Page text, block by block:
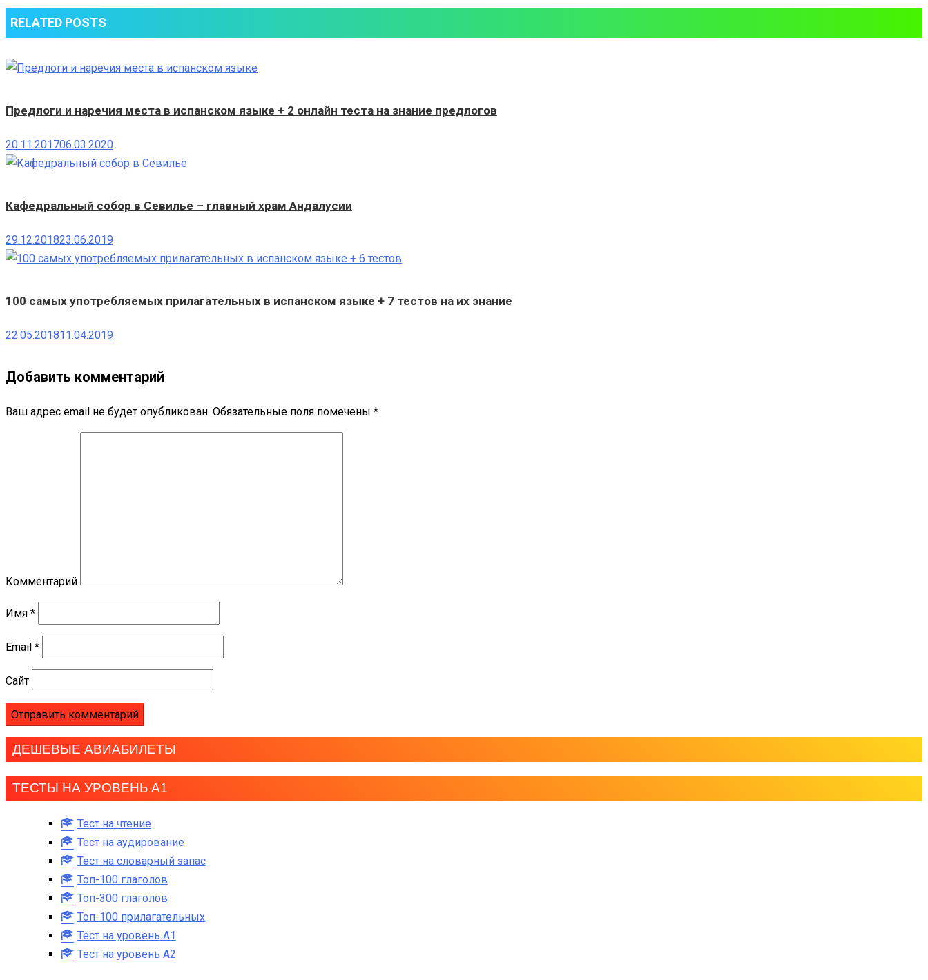
RELATED POSTS
Предлоги и наречия места в испанском языке + 2 онлайн теста на знание предлогов
20.11.201706.03.2020
Кафедральный собор в Севилье – главный храм Андалусии
29.12.201823.06.2019
100 самых употребляемых прилагательных в испанском языке + 7 тестов на их знание
22.05.201811.04.2019
Добавить комментарий
Ваш адрес email не будет опубликован. Обязательные поля помечены *
Комментарий
Имя *
Email *
Сайт
ДЕШЕВЫЕ АВИАБИЛЕТЫ
ТЕСТЫ НА УРОВЕНЬ А1
Тест на чтение
Тест на аудирование
Тест на словарный запас
Топ-100 глаголов
Топ-300 глаголов
Топ-100 прилагательных
Тест на уровень A1
Тест на уровень A2